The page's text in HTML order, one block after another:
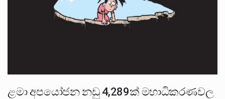
ළමා අපයෝජන නඩු 4,289ක් මහාධිකරණවල